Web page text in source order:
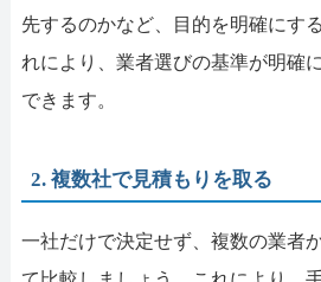
先するのかなど、目的を明確にす
れにより、業者選びの基準が明確
できます。
2. 複数社で見積もりを取る
一社だけで決定せず、複数の業者